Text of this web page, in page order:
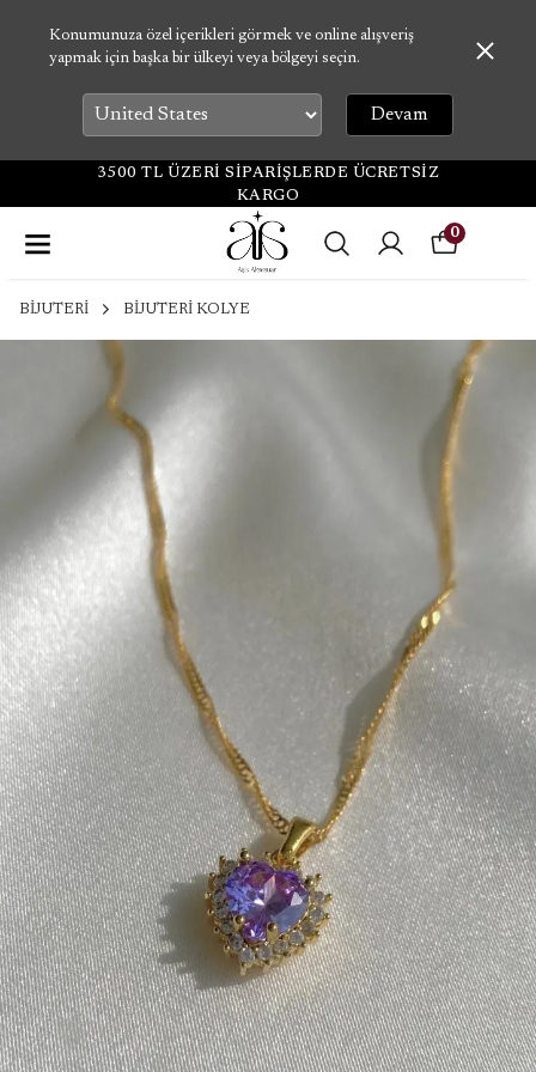
Konumunuza özel içerikleri görmek ve online alışveriş
yapmak için başka bir ülkeyi veya bölgeyi seçin.
Devam
3500 TL ÜZERİ SİPARİŞLERDE ÜCRETSİZ
KARGO
0
BİJUTERİ BİJUTERİ KOLYE